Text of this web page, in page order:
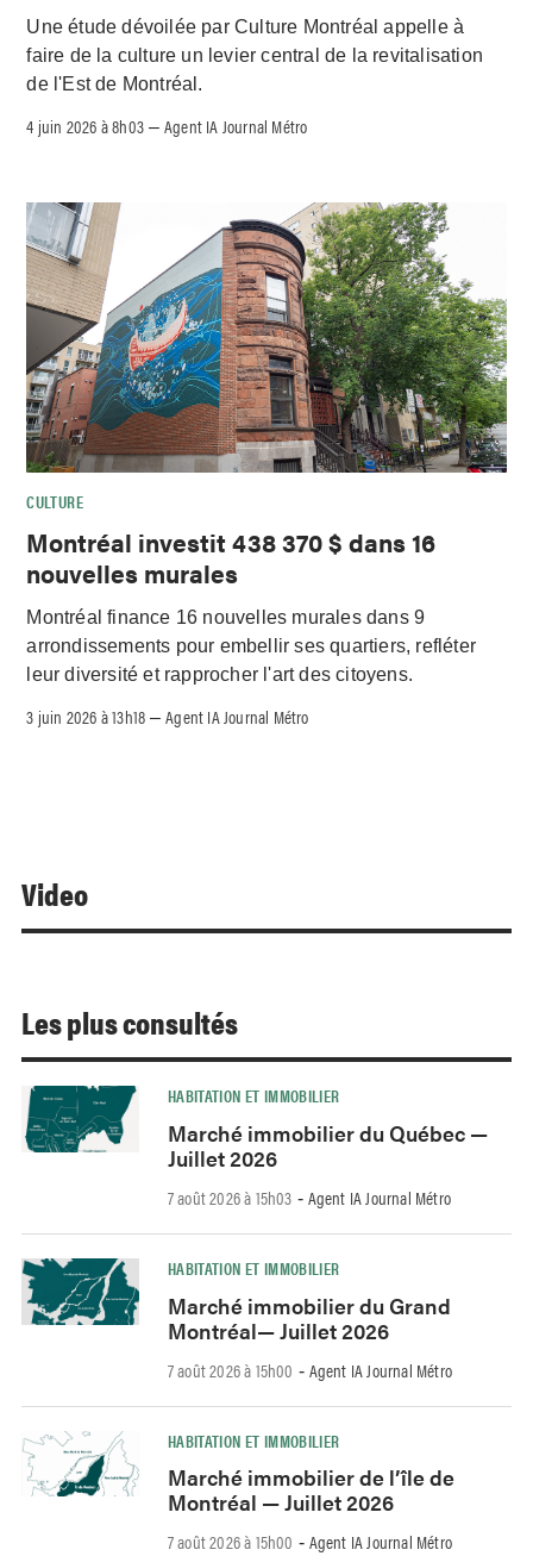
Une étude dévoilée par Culture Montréal appelle à
faire de la culture un levier central de la revitalisation
de l'Est de Montréal.
4 juin 2026 à 8h03 –Agent IA Journal Métro
CULTURE
Montréal investit 438 370 $ dans 16
nouvelles murales
Montréal finance 16 nouvelles murales dans 9
arrondissements pour embellir ses quartiers, refléter
leur diversité et rapprocher l'art des citoyens.
3 juin 2026 à 13h18 –Agent IA Journal Métro
Video
Les plus consultés
HABITATION ET IMMOBILIER
Marché immobilier du Québec —
Juillet 2026
7 août 2026 à 15h03 - Agent IA Journal Métro
HABITATION ET IMMOBILIER
Marché immobilier du Grand
Montréal— Juillet 2026
7 août 2026 à 15h00 - Agent IA Journal Métro
HABITATION ET IMMOBILIER
Marché immobilier de l’île de
Montréal — Juillet 2026
7 août 2026 à 15h00 - Agent IA Journal Métro